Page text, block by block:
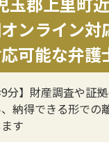
ンライン対
可能な弁護
9分】財産調査や証
納得できる形での
す